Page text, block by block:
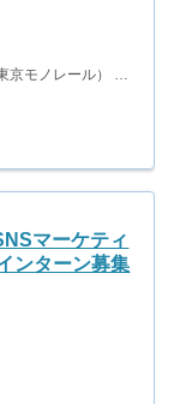
京モノレール） 大
もめ）
マーケティ
ンターン募集